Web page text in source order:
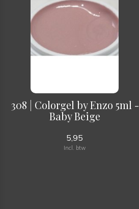
308 | Colorgel by Enzo 5ml -
Baby Beige
5,95
Incl. btw